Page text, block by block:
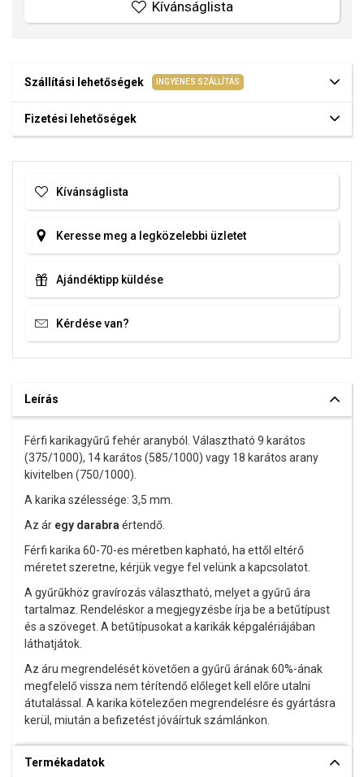
Kívánságlista
Szállítási lehetőségek INGYENES SZÁLLÍTÁS
Fizetési lehetőségek
Kívánságlista
Keresse meg a legközelebbi üzletet
Ajándéktipp küldése
Kérdése van?
Leírás
Férfi karikagyűrű fehér aranyból. Választható 9 karátos
(375/1000), 14 karátos (585/1000) vagy 18 karátos arany
kivitelben (750/1000).
A karika szélessége: 3,5 mm.
Az ár egy darabra értendő.
Férfi karika 60-70-es méretben kapható, ha ettől eltérő
méretet szeretne, kérjük vegye fel velünk a kapcsolatot.
A gyűrűkhöz gravírozás választható, melyet a gyűrű ára
tartalmaz. Rendeléskor a megjegyzésbe írja be a betűtípust
és a szöveget. A betűtípusokat a karikák képgalériájában
láthatjátok.
Az áru megrendelését követően a gyűrű árának 60%-ának
megfelelő vissza nem térítendő előleget kell előre utalni
átutalással. A karika kötelezően megrendelésre és gyártásra
kerül, miután a befizetést jóváírtuk számlánkon.
Termékadatok